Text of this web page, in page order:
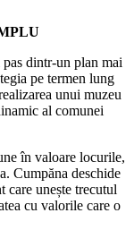
dintr-un plan mai
pe termen lung
unui muzeu
al comunei
în valoare locurile,
Cumpăna deschide
care unește trecutul
cu valorile care o